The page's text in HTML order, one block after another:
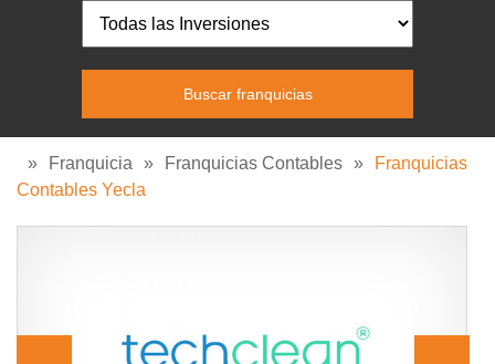
» Franquicia » Franquicias Contables »
Franquicias
Contables Yecla